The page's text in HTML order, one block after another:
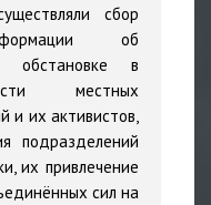
сбор
об
обстановке в
местных
и их активистов,
подразделений
их привлечение
сил на